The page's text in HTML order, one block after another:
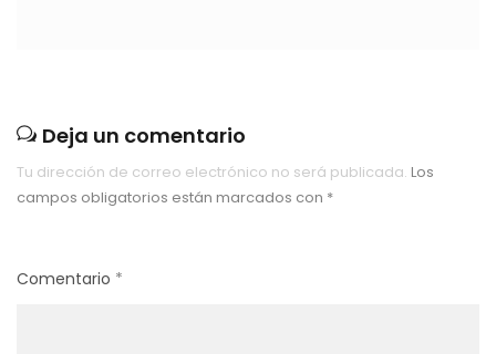
Deja un comentario
Tu dirección de correo electrónico no será publicada. Los
campos obligatorios están marcados con *
Comentario *